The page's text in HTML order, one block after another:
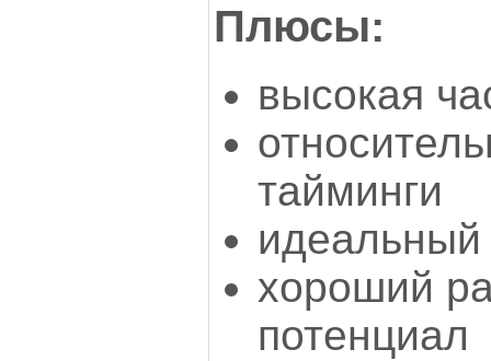
Плюсы:
высокая
тайминги
идеальный
хороший
потенциал